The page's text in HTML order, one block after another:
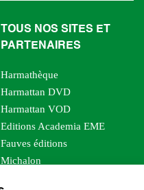
TOUS NOS SITES ET
PARTENAIRES
Harmathèque
Harmattan DVD
Harmattan VOD
Editions Academia EME
Fauves éditions
Michalon